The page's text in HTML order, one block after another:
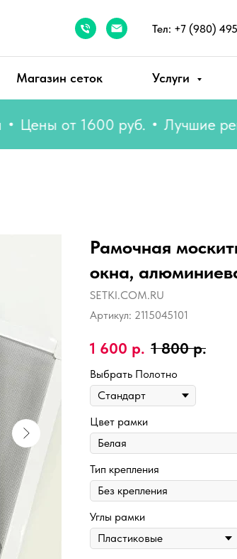
Тел: +7 (980)
Магазин сеток Услуги
от 1600 руб. Лучшие
Рамочная
окна,
SETKI.COM.RU
Артикул: 2115045101
1 600 р. 1 800 р.
Выбрать Полотно
Цвет рамки
Тип крепления
Углы рамки